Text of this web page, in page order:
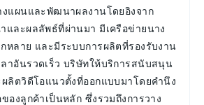
งแผนและพัฒนาผลงานโดยอิงจาก
และผลลัพธ์ที่ผ่านมา มีเครือข่ายนาง
หลาย และมีระบบการผลิตที่รองรับงาน
าอันรวดเร็ว บริษัทให้บริการสนับสนุน
ลิตวิดีโอแนวตั้งที่ออกแบบมาโดยคำนึง
องลูกค้าเป็นหลัก ซึ่งรวมถึงการวาง